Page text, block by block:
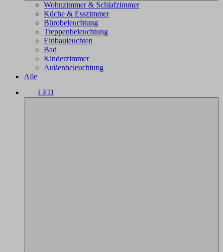
Wohnzimmer & Schlafzimmer
Küche & Esszimmer
Bürobeleuchtung
Treppenbeleuchtung
Einbauleuchten
Bad
Kinderzimmer
Außenbeleuchtung
Alle
LED